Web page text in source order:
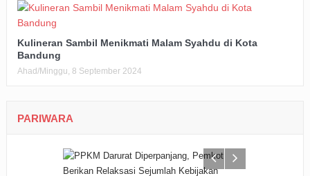
Kulineran Sambil Menikmati Malam Syahdu di Kota
Bandung
Ahad/Minggu, 8 September 2024
PARIWARA